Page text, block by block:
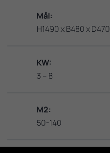
Mål:
H1490 x B480 x D470
KW:
3 – 8
M2:
50-140